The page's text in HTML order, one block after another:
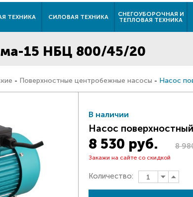
ТЕХНИКА СИЛОВАЯ ТЕХНИКА
СНЕГОУБОРОЧНАЯ И
ТЕПЛОВАЯ ТЕХНИКА
15 НБЦ 800/45/20
- Поверхностные центробежные насосы - Насос
В наличии
Насос
8 530 руб. 8
Закажи на сайте со скидкой
Количество: